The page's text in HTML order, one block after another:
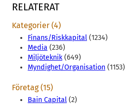
RELATERAT
Kategorier (4)
Finans/Riskkapital (1234)
Media (236)
Miljöteknik(649)
Myndighet/Organisation (1153)
Företag (15)
Bain Capital (2)